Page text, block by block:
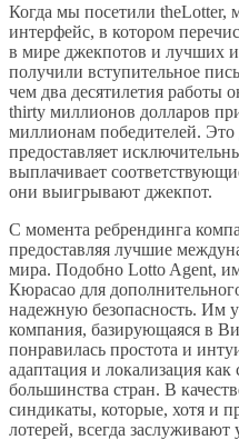
Когда мы посетили
интерфейс, в котором
в мире джекпотов и лучших
получили вступительное
чем два десятилетия работы
thirty миллионов долларов
миллионам победителей. Это
предоставляет
выплачивает
они выигрывают джекпот.
С момента ребрендинга
предоставляя лучшие
мира. Подобно Lotto Agent,
Кюрасао для
надежную безопасность. Им
компания, базирующаяся в
понравилась простота и
адаптация и локализация
большинства стран. В
синдикаты, которые, хотя и
лотерей, всегда